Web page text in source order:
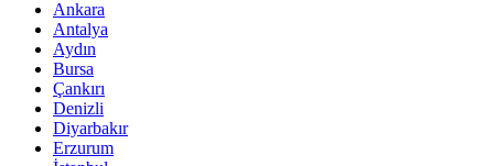
Ankara
Antalya
Aydın
Bursa
Çankırı
Denizli
Diyarbakır
Erzurum